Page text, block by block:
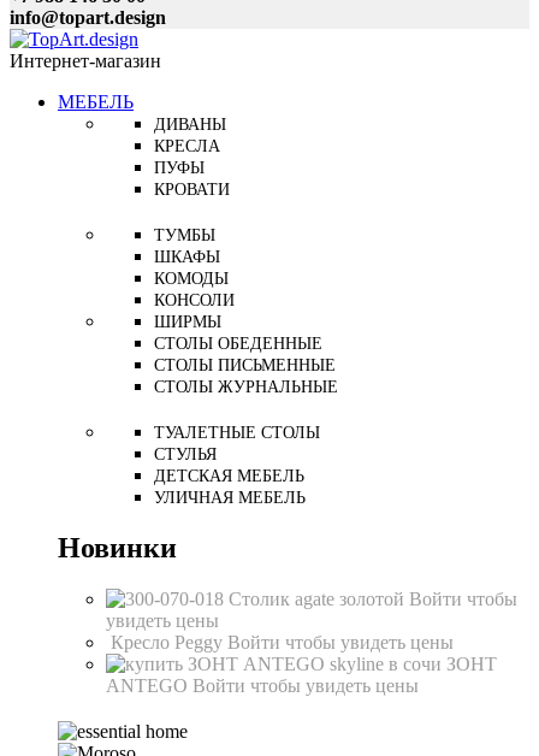
info@topart.design
Интернет-магазин
МЕБЕЛЬ
ДИВАНЫ
КРЕСЛА
ПУФЫ
КРОВАТИ
ТУМБЫ
ШКАФЫ
КОМОДЫ
КОНСОЛИ
ШИРМЫ
СТОЛЫ ОБЕДЕННЫЕ
СТОЛЫ ПИСЬМЕННЫЕ
СТОЛЫ ЖУРНАЛЬНЫЕ
ТУАЛЕТНЫЕ СТОЛЫ
СТУЛЬЯ
ДЕТСКАЯ МЕБЕЛЬ
УЛИЧНАЯ МЕБЕЛЬ
Новинки
Столик agate золотой Войти чтобы
увидеть цены
Кресло Peggy Войти чтобы увидеть цены
ЗОНТ
ANTEGO Войти чтобы увидеть цены